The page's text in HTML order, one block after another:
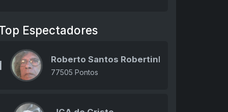
Espectadores
Roberto Santos Robertinho
77505 Pontos